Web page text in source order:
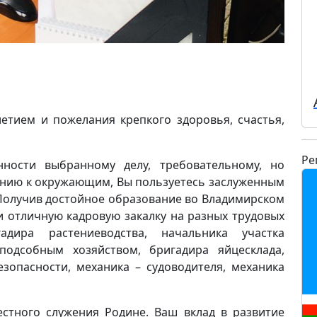
и пожелания крепкого здоровья, счастья,
выбранному делу, требовательному, но
к окружающим, Вы пользуетесь заслуженным
достойное образование во Владимирском
кадровую закалку на разных трудовых
растениеводства, начальника участка
хозяйством, бригадира яйцесклада,
механика – судоводителя, механика
служения Родине. Ваш вклад в развитие